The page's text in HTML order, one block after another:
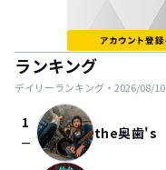
ランキング
デイリーランキング・ 2026/08/10
1
check_indeterminate_small the奥歯's